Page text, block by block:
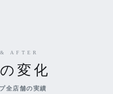
AFTER
変化
全店舗の実績